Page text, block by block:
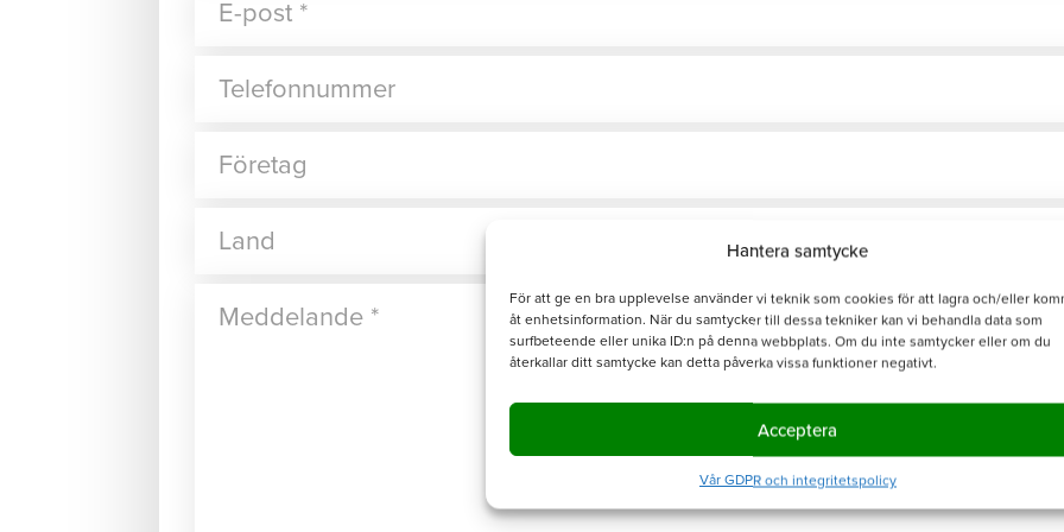
Hantera samtycke
För att ge en bra upplevelse använder vi teknik som cookies för att lagra och/eller
åt enhetsinformation. När du samtycker till dessa tekniker kan vi behandla data som
surfbeteende eller unika ID:n på denna webbplats. Om du inte samtycker eller om du
återkallar ditt samtycke kan detta påverka vissa funktioner negativt.
Acceptera
Vår GDPR och integritetspolicy